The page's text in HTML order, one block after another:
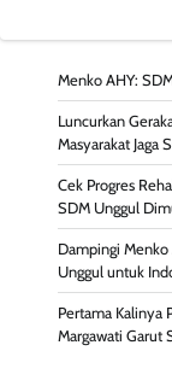
Menko AHY:
Luncurkan
Masyarakat Jaga
Cek Progres
SDM Unggul
Dampingi Menko
Unggul untuk
Pertama Kalinya
Margawati Garut